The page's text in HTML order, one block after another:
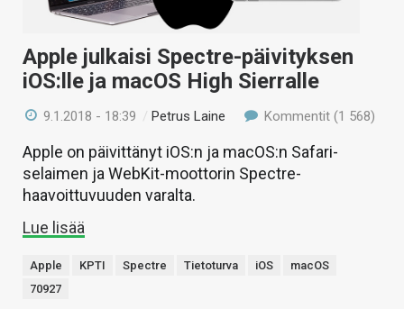
Apple julkaisi Spectre-päivityksen
iOS:lle ja macOS High Sierralle
9.1.2018 - 18:39 /Petrus Laine Kommentit (1 568)
Apple on päivittänyt iOS:n ja macOS:n Safari-
selaimen ja WebKit-moottorin Spectre-
haavoittuvuuden varalta.
Lue lisää
Apple KPTI Spectre Tietoturva iOS
macOS
70927